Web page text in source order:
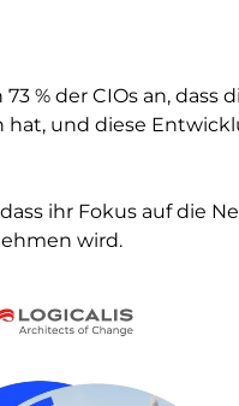
73 % der CIOs an, dass
und diese
ihr Fokus auf die
wird.